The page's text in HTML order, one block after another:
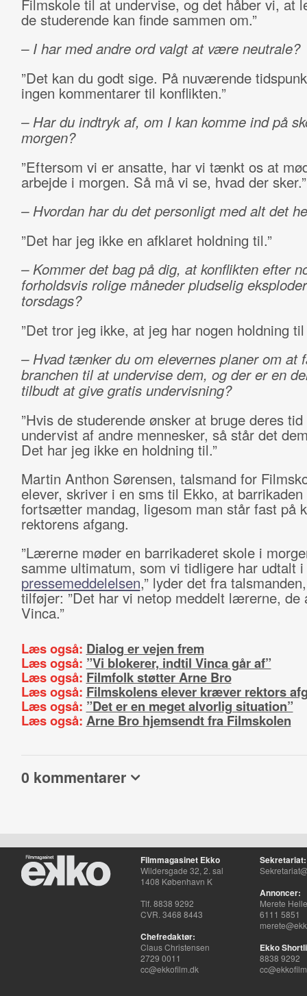
Filmskole til at undervise, og det håber vi, at
de studerende kan finde sammen om.”
– I har med andre ord valgt at være neutrale?
”Det kan du godt sige. På nuværende
ingen kommentarer til konflikten.”
– Har du indtryk af, om I kan komme ind på
morgen?
”Eftersom vi er ansatte, har vi tænkt os at
arbejde i morgen. Så må vi se, hvad der sker.”
– Hvordan har du det personligt med alt det
”Det har jeg ikke en afklaret holdning til.”
– Kommer det bag på dig, at konflikten efter
forholdsvis rolige måneder pludselig
torsdags?
”Det tror jeg ikke, at jeg har nogen holdning til
– Hvad tænker du om elevernes planer om at
branchen til at undervise dem, og der er en
tilbudt at give gratis undervisning?
”Hvis de studerende ønsker at bruge deres
undervist af andre mennesker, så står det
Det har jeg ikke en holdning til.”
Martin Anthon Sørensen, talsmand for
elever, skriver i en sms til Ekko, at
fortsætter mandag, ligesom man står fast på
rektorens afgang.
”Lærerne møder en barrikaderet skole i
samme ultimatum, som vi tidligere har udtalt i
pressemeddelelsen,” lyder det fra
tilføjer: ”Det har vi netop meddelt lærerne, de
Vinca.”
Læs også: Dialog er vejen frem
Læs også: ”Vi blokerer, indtil Vinca går af”
Læs også: Filmfolk støtter Arne Bro
Læs også: Filmskolens elever kræver rektors
Læs også: ”Det er en meget alvorlig situation”
Læs også: Arne Bro hjemsendt fra Filmskolen
0 kommentarer
Filmmagasinet Ekko
Wildersgade 32, 2. sal
1408 København K
Tlf. 8838 9292
CVR. 3468 8443
Chefredaktør:
Claus Christensen
2729 0011
cc@ekkofilm.dk
Sekretariat:
Annoncer:
Merete
6111 5851
Ekko
8838 9292